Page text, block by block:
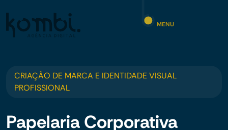
MENU
CRIAÇÃO DE MARCA E IDENTIDADE VISUAL
PROFISSIONAL
Papelaria Corporativa